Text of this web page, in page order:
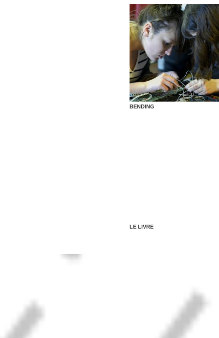
BENDING
LE LIVRE